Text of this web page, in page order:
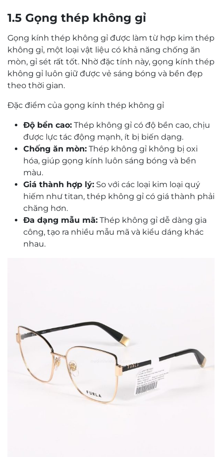
1.5 Gọng thép không gỉ
Gọng kính thép không gỉ được làm từ hợp kim thép
không gỉ, một loại vật liệu có khả năng chống ăn
mòn, gỉ sét rất tốt. Nhờ đặc tính này, gọng kính thép
không gỉ luôn giữ được vẻ sáng bóng và bền đẹp
theo thời gian.
Đặc điểm của gọng kính thép không gỉ
Độ bền cao: Thép không gỉ có độ bền cao, chịu
được lực tác động mạnh, ít bị biến dạng.
Chống ăn mòn: Thép không gỉ không bị oxi
hóa, giúp gọng kính luôn sáng bóng và bền
màu.
Giá thành hợp lý: So với các loại kim loại quý
hiếm như titan, thép không gỉ có giá thành phải
chăng hơn.
Đa dạng mẫu mã: Thép không gỉ dễ dàng gia
công, tạo ra nhiều mẫu mã và kiểu dáng khác
nhau.